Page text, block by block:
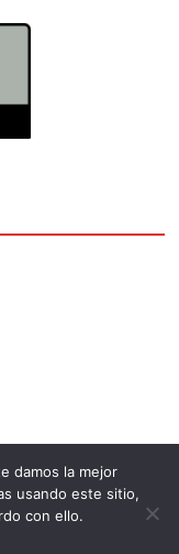
reserved.
byWordPress.
damos la mejor
usando este sitio,
con ello.